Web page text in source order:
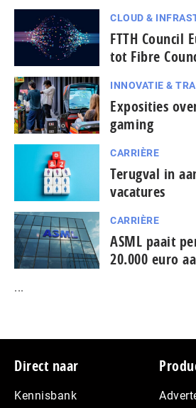
CLOUD &
FTTH Council
tot Fibre
INNOVATIE &
Exposities
gaming
CARRIÈRE
Terugval in
vacatures
CARRIÈRE
ASML paait
20.000 euro
...
Footer
Direct naar
Kennisbank